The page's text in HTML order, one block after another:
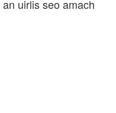
uirlis seo amach